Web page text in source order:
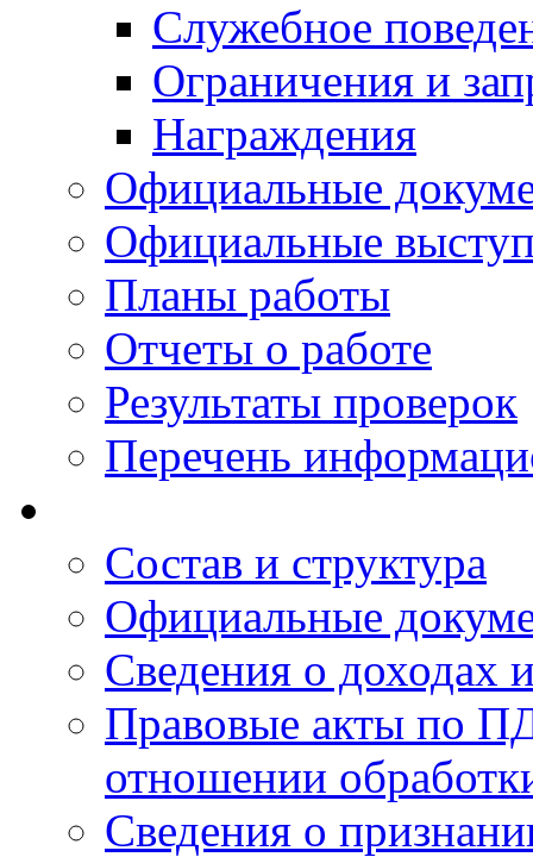
Служебное
Ограничения и
Награждения
Официальные
Официальные
Планы работы
Отчеты о работе
Результаты проверок
Перечень
Состав и структура
Официальные
Сведения о доходах
Правовые акты по
отношении
Сведения о